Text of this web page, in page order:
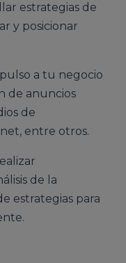
estrategias de
y posicionar
a tu negocio
de anuncios
de
entre otros.
de la
estrategias para